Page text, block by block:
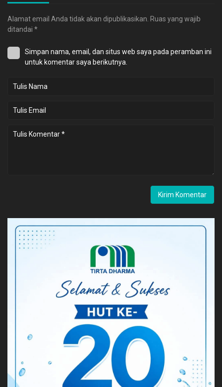
Alamat email Anda tidak akan dipublikasikan. Ruas yang wajib
ditandai *
Simpan nama, email, dan situs web saya pada peramban ini
untuk komentar saya berikutnya.